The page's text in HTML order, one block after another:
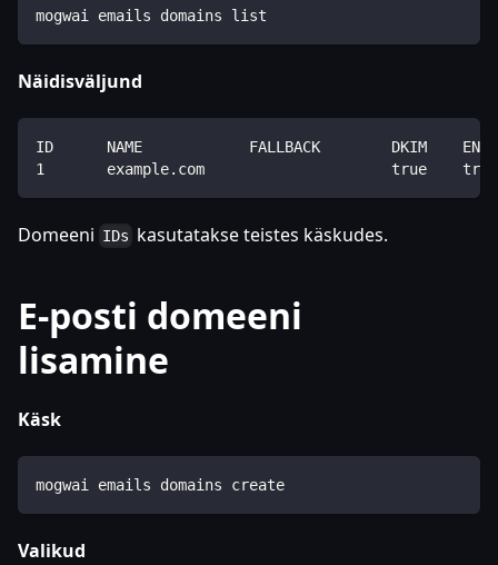
mogwai emails domains list
Näidisväljund
ID      NAME            FALLBACK        DKIM
1       example.com                     true    true
Domeeni IDs kasutatakse teistes käskudes.
E-posti domeeni
lisamine
Käsk
mogwai emails domains create
Valikud